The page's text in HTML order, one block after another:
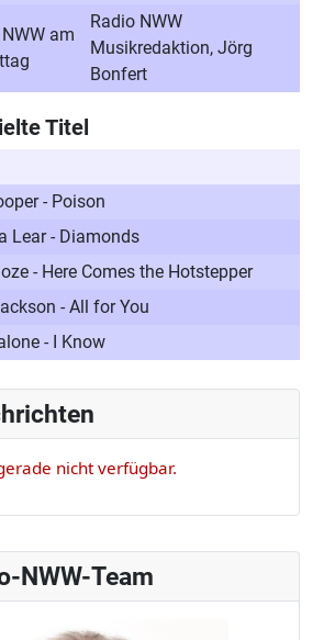
NWW-Team
am
Radio NWW
Musikredaktion, Jörg
Bonfert
Titel
- Poison
Lear - Diamonds
- Here Comes the Hotstepper
- All for You
- I Know
nicht verfügbar.